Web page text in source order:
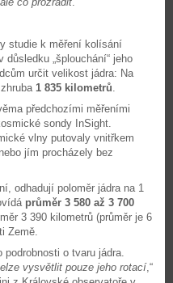
studie k měření kolísání
„šplouchání“ jeho
určit velikost jádra: Na
1 835 kilometrů.
předchozími měřeními
sondy InSight.
vlny putovaly vnitřkem
jím procházely bez
odhadují poloměr jádra na 1
průměr 3 580 až 3 700
3 390 kilometrů (průměr je 6
Země.
o tvaru jádra.
vysvětlit pouze jeho rotací,“